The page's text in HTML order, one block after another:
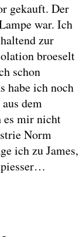
gekauft. Der
war. Ich
zur
broeselt
schon
habe ich noch
dem
es mir nicht
Norm
ich zu James,